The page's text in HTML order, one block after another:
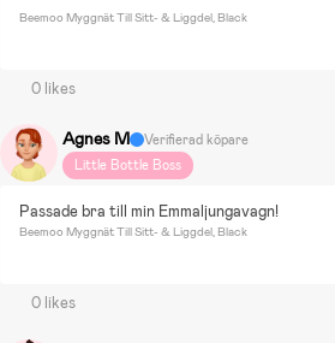
Beemoo Myggnät Till Sitt- & Liggdel, Black
0 likes
Agnes M
Verifierad köpare
Little Bottle Boss
Passade bra till min Emmaljungavagn!
Beemoo Myggnät Till Sitt- & Liggdel, Black
0 likes